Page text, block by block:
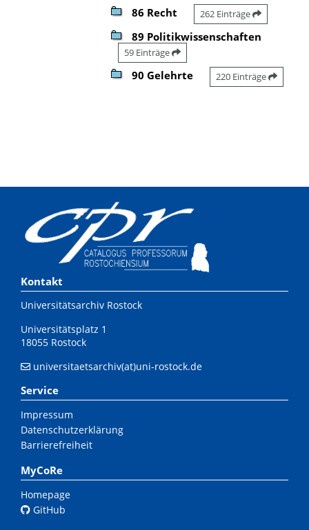
86 Recht 262 Einträge
89 Politikwissenschaften
59 Einträge
90 Gelehrte 220 Einträge
Kontakt
Universitätsarchiv Rostock
Universitätsplatz 1
18055 Rostock
universitaetsarchiv(at)uni-rostock.de
Service
Impressum
Datenschutzerklärung
Barrierefreiheit
MyCoRe
Homepage
GitHub